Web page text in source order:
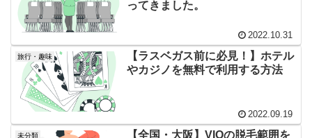
ってきました。
2022.10.31
旅行・趣味
【ラスベガス前に必見！】ホテル
やカジノを無料で利用する方法
2022.09.19
未分類
【全国・大阪】VIOの脱毛範囲を